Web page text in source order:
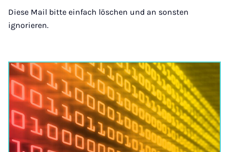
Diese Mail bitte einfach löschen und an sonsten
ignorieren.